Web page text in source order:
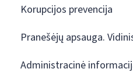
Korupcijos prevencija
Pranešėjų apsauga.
Administracinė